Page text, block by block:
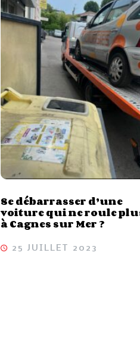
Se débarrasser d’une
voiture qui ne roule
à Cagnes sur Mer ?
25 JUILLET 2023